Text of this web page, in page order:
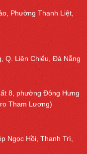
Phường Thanh Liệt,
Q. Liên Chiểu, Đà Nẵng
8, phường Đông Hưng
Tham Lương)
Ngọc Hồi, Thanh Trì,